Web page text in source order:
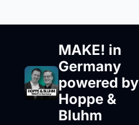
MAKE! in
Germany
powered by
Hoppe &
Bluhm